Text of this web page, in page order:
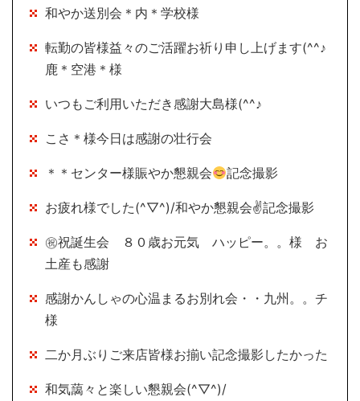
和やか送別会＊内＊学校様
転勤の皆様益々のご活躍お祈り申し上げます(^^♪
鹿＊空港＊様
いつもご利用いただき感謝大島様(^^♪
こさ＊様今日は感謝の壮行会
＊＊センター様賑やか懇親会 記念撮影
お疲れ様でした(^▽^)/和やか懇親会✌記念撮影
㊗祝誕生会 ８０歳お元気 ハッピー。。様 お
土産も感謝
感謝かんしゃの心温まるお別れ会・・九州。。チ
様
二か月ぶりご来店皆様お揃い記念撮影したかった
和気藹々と楽しい懇親会(^▽^)/